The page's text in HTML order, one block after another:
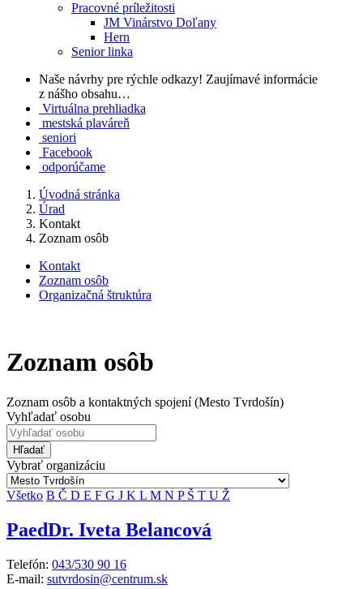
Pracovné príležitosti
JM Vinárstvo Doľany
Hern
Senior linka
Naše návrhy pre rýchle odkazy! Zaujímavé informácie
z nášho obsahu…
Virtuálna prehliadka
mestská plaváreň
seniori
Facebook
odporúčame
Úvodná stránka
Úrad
Kontakt
Zoznam osôb
Kontakt
Zoznam osôb
Organizačná štruktúra
Zoznam osôb
Zoznam osôb a kontaktných spojení (Mesto Tvrdošín)
Vyhľadať osobu
Hľadať
Vybrať organizáciu
Všetko B Č D E F G J K L M N P Š T U Ž
PaedDr. Iveta Belancová
Telefón: 043/530 90 16
E-mail: sutvrdosin@centrum.sk